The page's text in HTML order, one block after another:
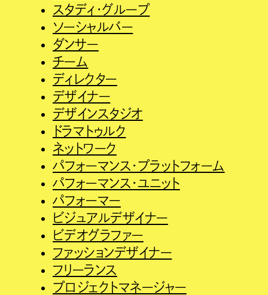
スタディ・グループ
ソーシャルバー
ダンサー
チーム
ディレクター
デザイナー
デザインスタジオ
ドラマトゥルク
ネットワーク
パフォーマンス・プラットフォーム
パフォーマンス・ユニット
パフォーマー
ビジュアルデザイナー
ビデオグラファー
ファッションデザイナー
フリーランス
プロジェクトマネージャー